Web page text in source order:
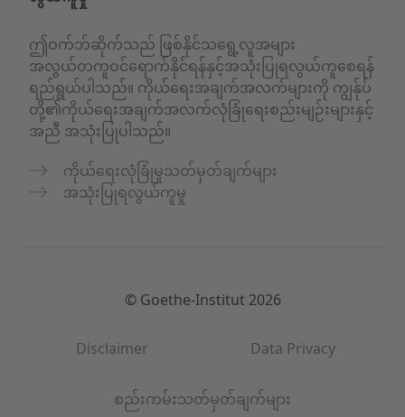
ဤဝက်ဘ်ဆိုက်သည် ဖြစ်နိုင်သရွေ့လူအများ
အလွယ်တကူဝင်ရောက်နိုင်ရန်နှင့်အသုံးပြုရလွယ်ကူစေရန်
ရည်ရွယ်ပါသည်။ ကိုယ်ရေးအချက်အလက်များကို ကျွန်ုပ်
တို့၏ကိုယ်ရေးအချက်အလက်လုံခြုံရေးစည်းမျဉ်းများနှင့်
အညီ အသုံးပြုပါသည်။
ကိုယ်ရေးလုံခြုံမှုသတ်မှတ်ချက်များ
အသုံးပြုရလွယ်ကူမှု
© Goethe-Institut 2026
Disclaimer Data Privacy
စည်းကမ်းသတ်မှတ်ချက်များ